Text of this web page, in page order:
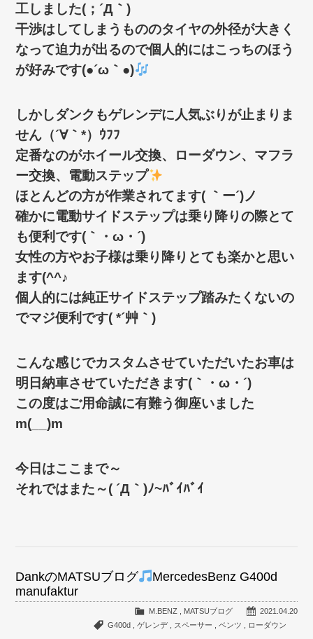
工しました(；´Д｀)
干渉はしてしまうもののタイヤの外径が大きく
なって迫力が出るので個人的にはこっちのほう
が好みです(●´ω｀●)
しかしダンクもゲレンデに人気ぶりが止まりま
せん（´∀｀*）ｳﾌﾌ
定番なのがホイール交換、ローダウン、マフラ
ー交換、電動ステップ
ほとんどの方が作業されてます( ｀ー´)ノ
確かに電動サイドステップは乗り降りの際とて
も便利です(｀・ω・´)ゞ
女性の方やお子様は乗り降りとても楽かと思い
ます(^^♪
個人的には純正サイドステップ踏みたくないの
でマジ便利です( *´艸｀)
こんな感じでカスタムさせていただいたお車は
明日納車させていただきます(｀・ω・´)ゞ
この度はご用命誠に有難う御座いました
m(__)m
今日はここまで～
それではまた～( ´Д｀)ﾉ~ﾊﾞｲﾊﾞｲ
DankのMATSUブログ
MercedesBenz G400d
manufaktur
2021.04.20
M.BENZ
MATSUブログ
G400d, ゲレンデ, スペーサー ベンツ ローダウン